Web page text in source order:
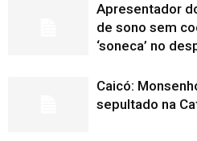
Apresentador
de sono sem
‘soneca’ no
Caicó:
sepultado na